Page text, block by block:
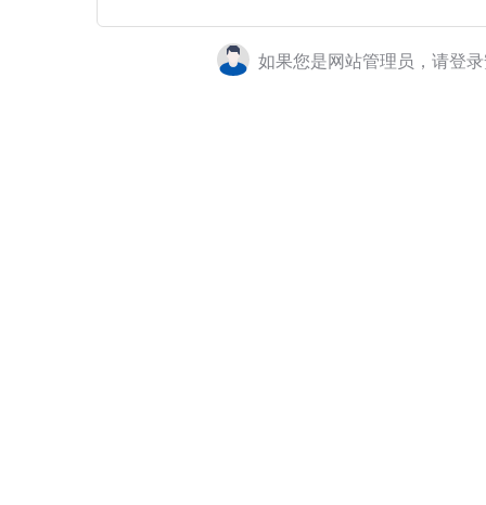
如果您是网站管理员，请登